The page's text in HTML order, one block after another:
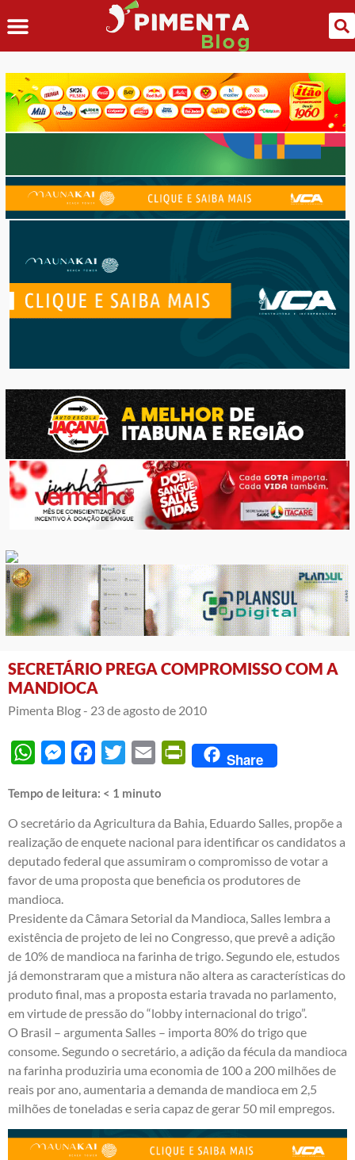
SECRETÁRIO PREGA COMPROMISSO COM A
MANDIOCA
Pimenta Blog - 23 de agosto de 2010
WhatsAppMessengerFacebook
Twitter Email PrintFriendly
Share
Tempo de leitura: < 1 minuto
O secretário da Agricultura da Bahia, Eduardo Salles, propõe a
realização de enquete nacional para identificar os candidatos a
deputado federal que assumiram o compromisso de votar a
favor de uma proposta que beneficia os produtores de
mandioca.
Presidente da Câmara Setorial da Mandioca, Salles lembra a
existência de projeto de lei no Congresso, que prevê a adição
de 10% de mandioca na farinha de trigo. Segundo ele, estudos
já demonstraram que a mistura não altera as características do
produto final, mas a proposta estaria travada no parlamento,
em virtude de pressão do “lobby internacional do trigo”.
O Brasil – argumenta Salles – importa 80% do trigo que
consome. Segundo o secretário, a adição da fécula da mandioca
na farinha produziria uma economia de 100 a 200 milhões de
reais por ano, aumentaria a demanda de mandioca em 2,5
milhões de toneladas e seria capaz de gerar 50 mil empregos.